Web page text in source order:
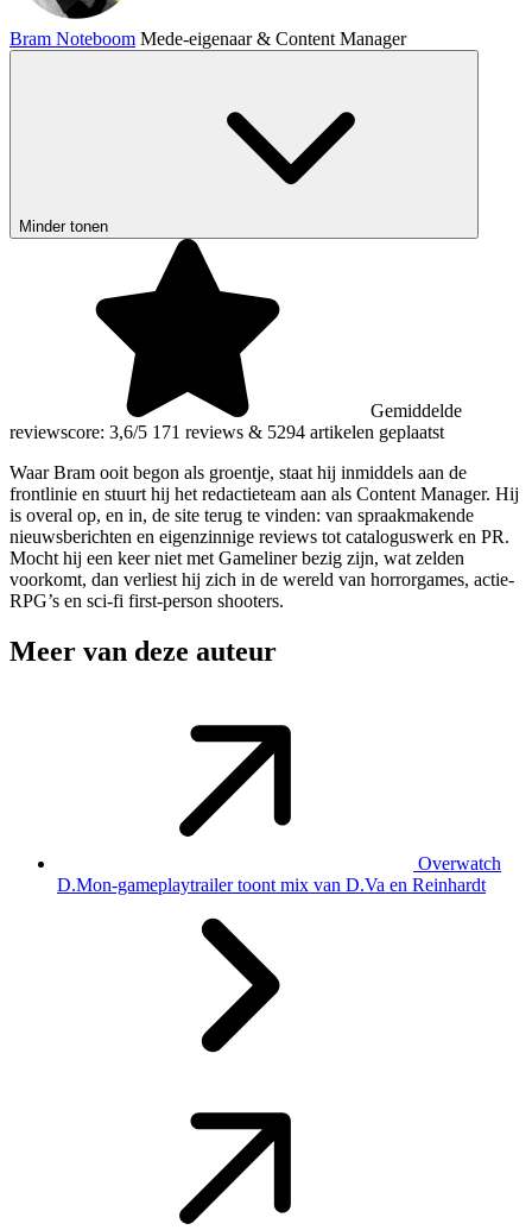
Bram Noteboom Mede-eigenaar & Content Manager
Minder tonen
Gemiddelde
reviewscore: 3,6/5 171 reviews & 5294 artikelen geplaatst
Waar Bram ooit begon als groentje, staat hij inmiddels aan de
frontlinie en stuurt hij het redactieteam aan als Content Manager. Hij
is overal op, en in, de site terug te vinden: van spraakmakende
nieuwsberichten en eigenzinnige reviews tot cataloguswerk en PR.
Mocht hij een keer niet met Gameliner bezig zijn, wat zelden
voorkomt, dan verliest hij zich in de wereld van horrorgames, actie-
RPG’s en sci-fi first-person shooters.
Meer van deze auteur
Overwatch
D.Mon-gameplaytrailer toont mix van D.Va en Reinhardt